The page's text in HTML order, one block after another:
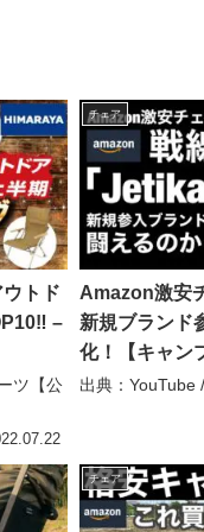
ウトド
–
ツ【公
チェア
Amazon激安
新規ブランド
化！【キャン
キャンプ
出典：YouTube
チェア